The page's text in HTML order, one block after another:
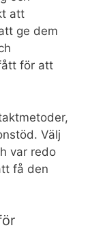
att
ge dem
för att
Välj
var redo
få den